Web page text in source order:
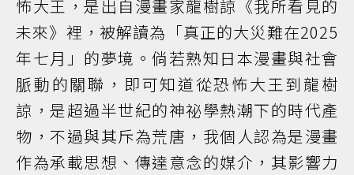
怖大王，是出自漫畫家龍樹諒《我所看見的
未來》裡，被解讀為「真正的大災難在2025
年七月」的夢境。倘若熟知日本漫畫與社會
脈動的關聯，即可知道從恐怖大王到龍樹
諒，是超過半世紀的神祕學熱潮下的時代產
物，不過與其斥為荒唐，我個人認為是漫畫
作為承載思想、傳達意念的媒介，其影響力